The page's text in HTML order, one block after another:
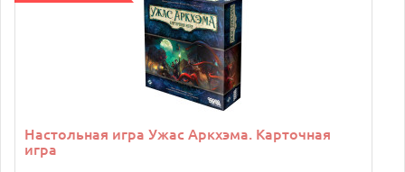
Настольная игра Ужас Аркхэма. Карточная
игра